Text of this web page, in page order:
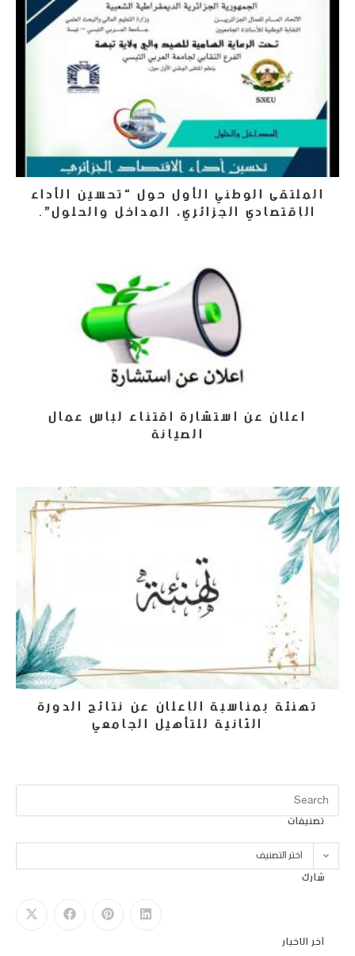
الملتقى الوطني الأول حول “تحسين الأداء
الإقتصادي الجزائري، المداخل والحلول”.
اعلان عن استشارة اقتناء لباس عمال
الصيانة
تهنئة بمناسبة الإعلان عن نتائج الدورة
الثانية للتأهيل الجامعي
تصنيفات
اختر التصنيف
شارك
آخر الاخبار